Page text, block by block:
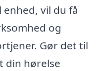
vil du få
og
Gør det til
din hørelse